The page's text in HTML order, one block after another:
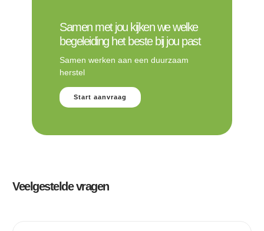
Samen met jou kijken we welke
begeleiding het beste bij jou past
Samen werken aan een duurzaam
herstel
Start aanvraag
Veelgestelde vragen